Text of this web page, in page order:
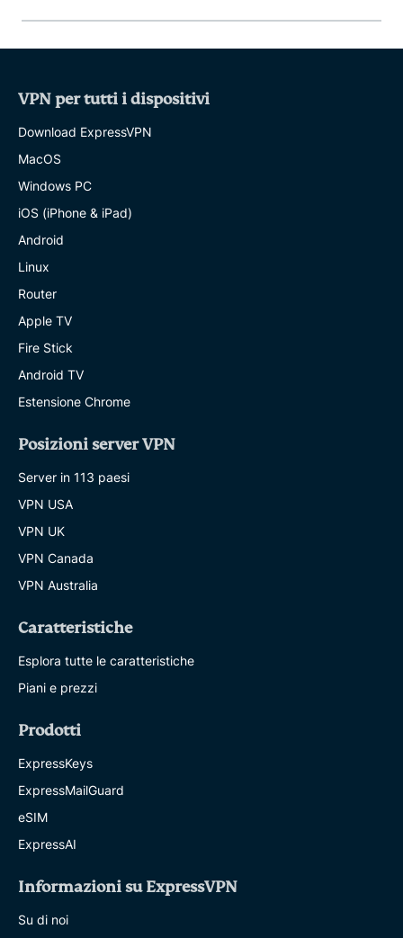
VPN per tutti i dispositivi
Download ExpressVPN
MacOS
Windows PC
iOS (iPhone & iPad)
Android
Linux
Router
Apple TV
Fire Stick
Android TV
Estensione Chrome
Posizioni server VPN
Server in 113 paesi
VPN USA
VPN UK
VPN Canada
VPN Australia
Caratteristiche
Esplora tutte le caratteristiche
Piani e prezzi
Prodotti
ExpressKeys
ExpressMailGuard
eSIM
ExpressAI
Informazioni su ExpressVPN
Su di noi